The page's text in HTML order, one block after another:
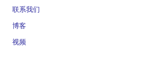
联系我们
博客
视频